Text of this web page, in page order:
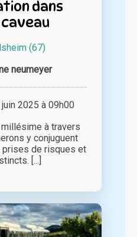
dans
(67)
neumeyer
2025 à 09h00
à travers
y conjuguent
de risques et
[...]